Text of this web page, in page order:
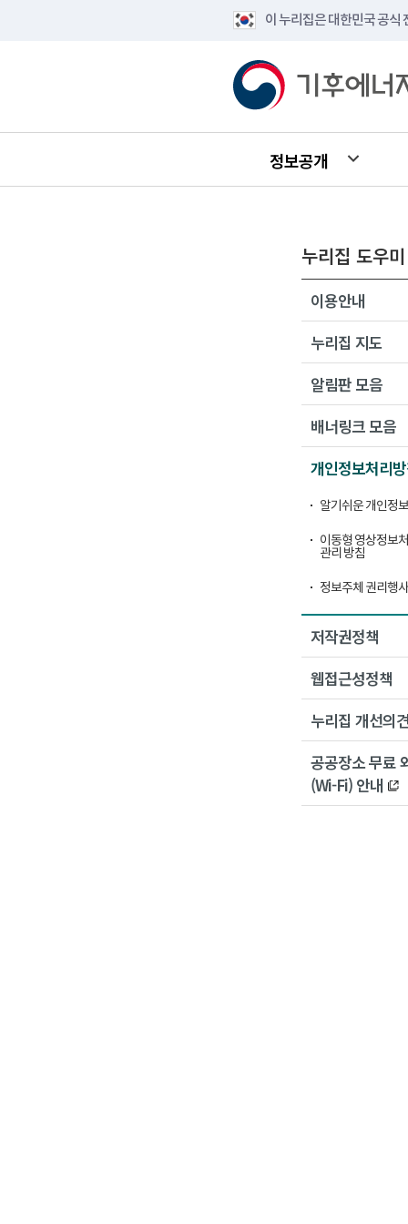
이 누리집은 대한민국 공식
정보공개
누리집 도우미
이용안내
누리집 지도
알림판 모음
배너링크 모음
개인정보처리
알기쉬운 개인정
이동형 영상정보
관리 방침
정보주체 권리행
저작권정책
웹접근성정책
누리집 개선의
공공장소 무료
(Wi-Fi) 안내